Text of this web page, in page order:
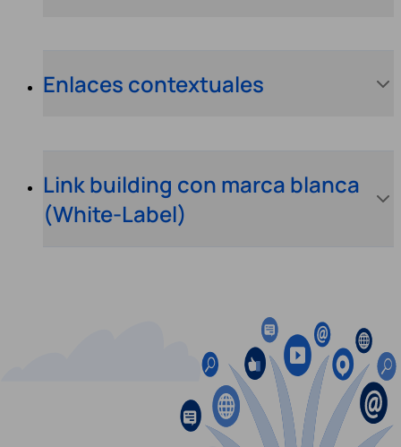
Enlaces contextuales
Link building con marca blanca
(White-Label)